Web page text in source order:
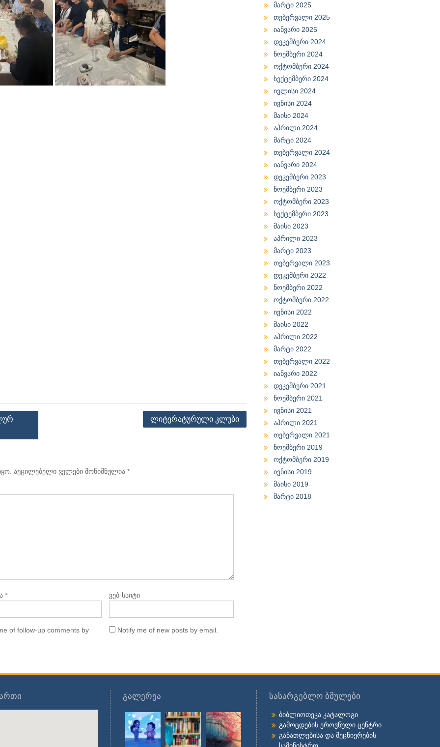
ლიტერატურული კლუბი
აუცილებელი ველები მონიშნულია *
* ვებ-საიტი
of follow-up comments by
Notify me of new posts by email.
მარტი 2025
თებერვალი 2025
იანვარი 2025
დეკემბერი 2024
ნოემბერი 2024
ოქტომბერი 2024
სექტემბერი 2024
ივლისი 2024
ივნისი 2024
მაისი 2024
აპრილი 2024
მარტი 2024
თებერვალი 2024
იანვარი 2024
დეკემბერი 2023
ნოემბერი 2023
ოქტომბერი 2023
სექტემბერი 2023
მაისი 2023
აპრილი 2023
მარტი 2023
თებერვალი 2023
დეკემბერი 2022
ნოემბერი 2022
ოქტომბერი 2022
ივნისი 2022
მაისი 2022
აპრილი 2022
მარტი 2022
თებერვალი 2022
იანვარი 2022
დეკემბერი 2021
ნოემბერი 2021
ივნისი 2021
აპრილი 2021
თებერვალი 2021
ნოემბერი 2019
ოქტომბერი 2019
ივნისი 2019
მაისი 2019
მარტი 2018
გალერეა სასარგებლო ბმულები
ბიბლიოთეკა კატალოგი
გამოცდების ეროვნული ცენტრი
განათლებისა და მეცნიერების
სამინისტრო